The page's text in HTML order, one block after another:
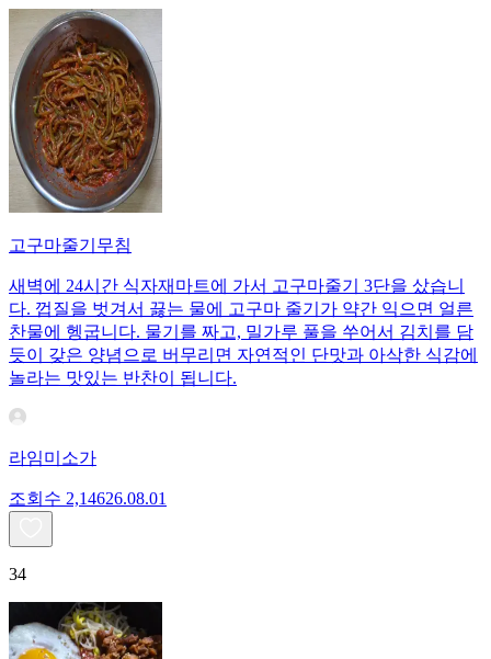
고구마줄기무침
새벽에 24시간 식자재마트에 가서 고구마줄기 3단을 샀습니
다. 껍질을 벗겨서 끓는 물에 고구마 줄기가 약간 익으면 얼른
찬물에 헹굽니다. 물기를 짜고, 밀가루 풀을 쑤어서 김치를 담
듯이 갖은 양념으로 버무리면 자연적인 단맛과 아삭한 식감에
놀라는 맛있는 반찬이 됩니다.
라임미소가
조회수 2,14626.08.01
34